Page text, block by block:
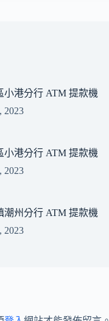
小港分行 ATM 提款機
2023
小港分行 ATM 提款機
2023
潮州分行 ATM 提款機
2023